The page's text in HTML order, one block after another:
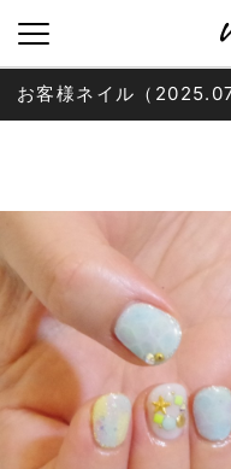
お客様ネイル（